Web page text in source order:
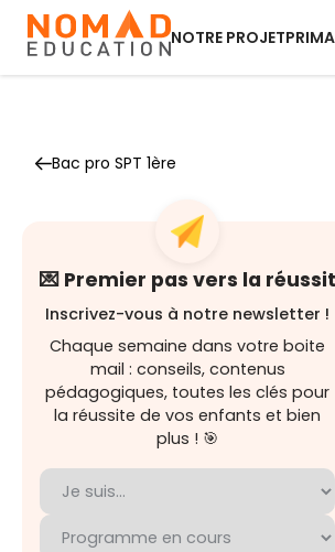
NOTRE PROJET
Bac pro SPT 1ère
💌 Premier pas vers la
Inscrivez-vous à notre newsletter !
Chaque semaine dans votre boite
mail : conseils, contenus
pédagogiques, toutes les clés pour
la réussite de vos enfants et bien
plus ! 🎯